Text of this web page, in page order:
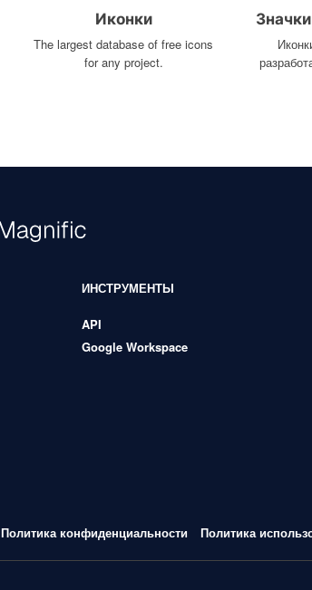
Иконки
The largest database of free icons
for any project.
ИНСТРУМЕНТЫ
API
Google Workspace
Политика конфиденциальности Политика